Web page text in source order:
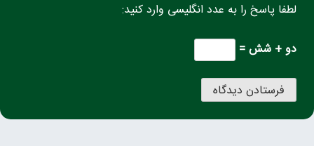
لطفا پاسخ را به عدد انگلیسی وارد کنید:
دو + شش =